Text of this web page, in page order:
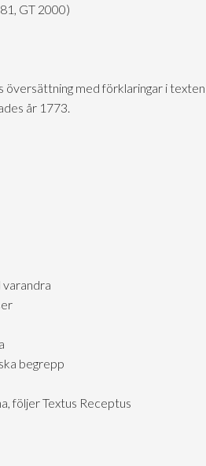
GT 2000)
översättning med förklaringar i texten
år 1773.
begrepp
följer Textus Receptus